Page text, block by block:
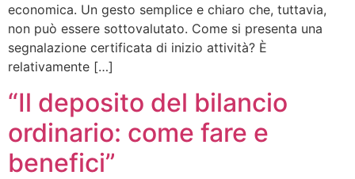
economica. Un gesto semplice e chiaro che, tuttavia,
non può essere sottovalutato. Come si presenta una
segnalazione certificata di inizio attività? È
relativamente […]
“Il deposito del bilancio
ordinario: come fare e
benefici”